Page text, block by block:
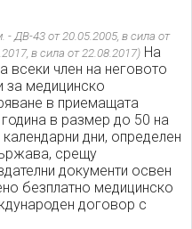
- ДВ-43 от 20.05.2005, в сила от
в сила от 22.08.2017) На
всеки член на неговото
за медицинско
в приемащата
в размер до 50 на
дни, определен
срещу
документи освен
безплатно медицинско
договор с